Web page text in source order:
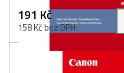
191 Kč
158 Kč bez DPH